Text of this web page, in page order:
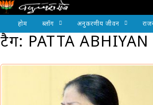
होम ब्लॉग अनुकरणीय जीवन
टैग: PATTA